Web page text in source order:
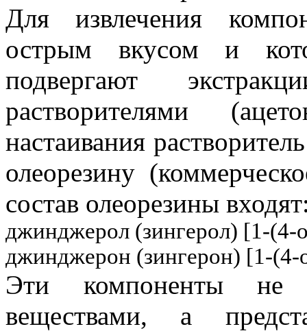
Для извлечения
острым вкусом и
подвергают
растворителями
настаивания
олеорезину
состав олеорезины
джинджерол (зингерол) [1-(4-
джинджерон (зингерон) [1-(4-
Эти компоненты не
веществами, а